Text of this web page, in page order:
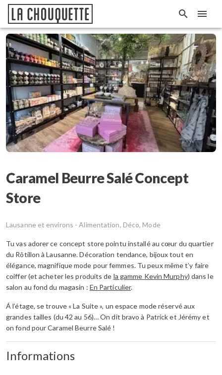
Caramel Beurre Salé Concept
Store
Lausanne et environs -Alimentation, Déco, Mode
Tu vas adorer ce concept store pointu installé au cœur du quartier
du Rôtillon à Lausanne. Décoration tendance, bijoux tout en
élégance, magnifique mode pour femmes. Tu peux même t’y faire
coiffer (et acheter les produits de la gamme Kevin Murphy) dans le
salon au fond du magasin : En Particulier.
Á l’étage, se trouve « La Suite », un espace mode réservé aux
grandes tailles (du 42 au 56)… On dit bravo à Patrick et Jérémy et
on fond pour Caramel Beurre Salé !
Informations